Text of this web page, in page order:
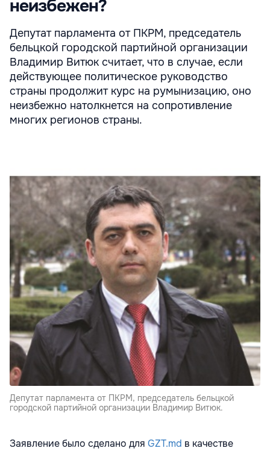
неизбежен?
Депутат парламента от ПКРМ, председатель
бельцкой городской партийной организации
Владимир Витюк считает, что в случае, если
действующее политическое руководство
страны продолжит курс на румынизацию, оно
неизбежно натолкнется на сопротивление
многих регионов страны.
Депутат парламента от ПКРМ, председатель бельцкой
городской партийной организации Владимир Витюк.
Заявление было сделано для GZT.md в качестве